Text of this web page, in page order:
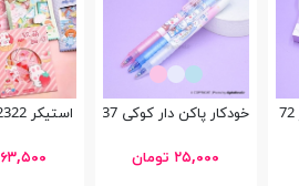
خودکار پاکن دار کوکی Uzhiya GP-9237
۲۵,۰۰۰ تومان
استیکر Kami KM-2322
۶۳,۵۰۰ تومان